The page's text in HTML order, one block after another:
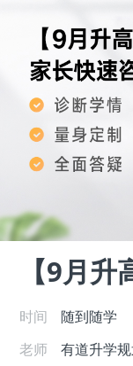
【9月
时间
随到随学
老师
有道升学